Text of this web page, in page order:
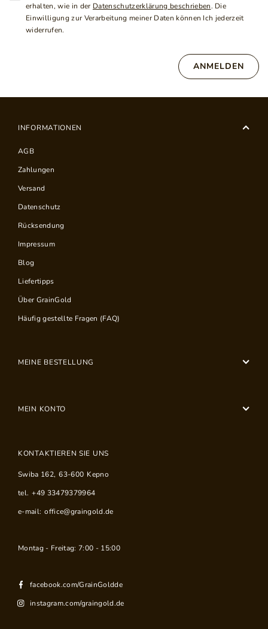
erhalten, wie in der Datenschutzerklärung beschrieben. Die
Einwilligung zur Verarbeitung meiner Daten können Ich jederzeit
widerrufen.
ANMELDEN
INFORMATIONEN
AGB
Zahlungen
Versand
Datenschutz
Rücksendung
Impressum
Blog
Liefertipps
Über GrainGold
Häufig gestellte Fragen (FAQ)
MEINE BESTELLUNG
MEIN KONTO
KONTAKTIEREN SIE UNS
Swiba 162, 63-600 Kepno
tel. +49 33479379964
e-mail: office@graingold.de
Montag - Freitag: 7:00 - 15:00
facebook.com/GrainGoldde
instagram.com/graingold.de